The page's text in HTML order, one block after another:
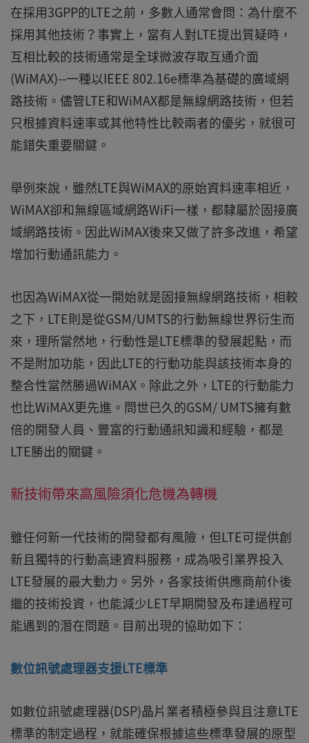
在採用3GPP的LTE之前，多數人通常會問：為什麼不
採用其他技術？事實上，當有人對LTE提出質疑時，
互相比較的技術通常是全球微波存取互通介面
(WiMAX)--一種以IEEE 802.16e標準為基礎的廣域網
路技術。儘管LTE和WiMAX都是無線網路技術，但若
只根據資料速率或其他特性比較兩者的優劣，就很可
能錯失重要關鍵。
舉例來說，雖然LTE與WiMAX的原始資料速率相近，
WiMAX卻和無線區域網路WiFi一樣，都隸屬於固接廣
域網路技術。因此WiMAX後來又做了許多改進，希望
增加行動通訊能力。
也因為WiMAX從一開始就是固接無線網路技術，相較
之下，LTE則是從GSM/UMTS的行動無線世界衍生而
來，理所當然地，行動性是LTE標準的發展起點，而
不是附加功能，因此LTE的行動功能與該技術本身的
整合性當然勝過WiMAX。除此之外，LTE的行動能力
也比WiMAX更先進。問世已久的GSM/ UMTS擁有數
倍的開發人員、豐富的行動通訊知識和經驗，都是
LTE勝出的關鍵。
新技術帶來高風險須化危機為轉機
雖任何新一代技術的開發都有風險，但LTE可提供創
新且獨特的行動高速資料服務，成為吸引業界投入
LTE發展的最大動力。另外，各家技術供應商前仆後
繼的技術投資，也能減少LET早期開發及布建過程可
能遇到的潛在問題。目前出現的協助如下：
數位訊號處理器支援LTE標準
如數位訊號處理器(DSP)晶片業者積極參與且注意LTE
標準的制定過程，就能確保根據這些標準發展的原型